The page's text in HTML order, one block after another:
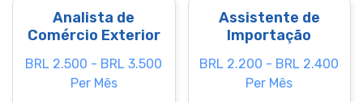
Analista de
Comércio Exterior
BRL 2.500 - BRL 3.500
Per Mês
Assistente de
Importação
BRL 2.200 - BRL 2.400
Per Mês